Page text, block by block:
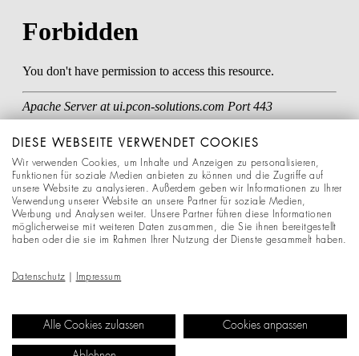
DIESE WEBSEITE VERWENDET COOKIES
Wir verwenden Cookies, um Inhalte und Anzeigen zu personalisieren,
Funktionen für soziale Medien anbieten zu können und die Zugriffe auf
unsere Website zu analysieren. Außerdem geben wir Informationen zu Ihrer
Verwendung unserer Website an unsere Partner für soziale Medien,
Werbung und Analysen weiter. Unsere Partner führen diese Informationen
möglicherweise mit weiteren Daten zusammen, die Sie ihnen bereitgestellt
haben oder die sie im Rahmen Ihrer Nutzung der Dienste gesammelt haben.
Datenschutz Impressum
Alle Cookies zulassen Cookies anpassen